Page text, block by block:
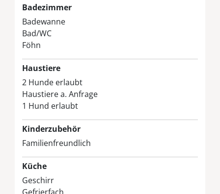
Badezimmer
Badewanne
Bad/WC
Föhn
Haustiere
2 Hunde erlaubt
Haustiere a. Anfrage
1 Hund erlaubt
Kinderzubehör
Familienfreundlich
Küche
Geschirr
Gefrierfach